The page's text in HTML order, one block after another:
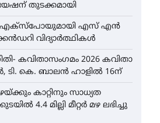
തുടക്കമായി
എക്സ്പോയുമായി എസ് എൻ
വിദ്യാർത്ഥികൾ
കവിതാസംഗമം 2026 കവിതാ
ടി. കെ. ബാലൻ ഹാളിൽ 16ന്
കാറ്റിനും സാധ്യത
4.4 മില്ലി മീറ്റർ മഴ ലഭിച്ചു